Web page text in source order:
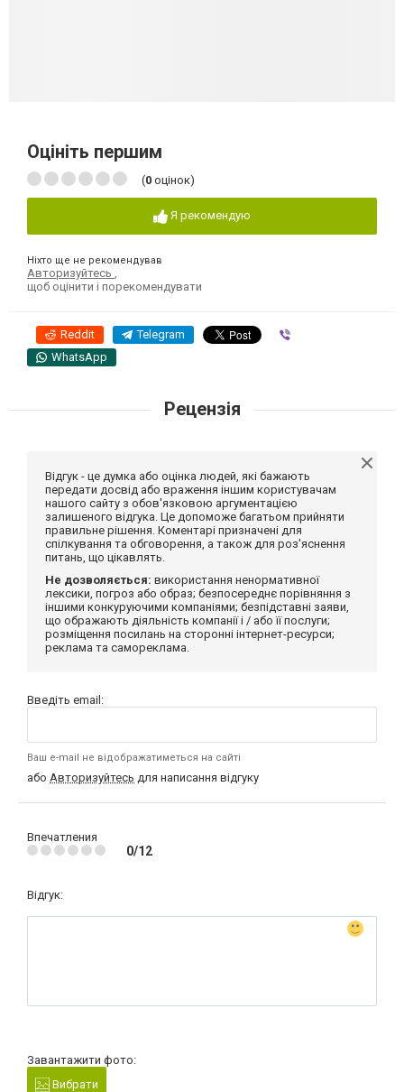
Оцініть першим
(0 оцінок)
Я рекомендую
Ніхто ще не рекомендував
Авторизуйтесь
щоб оцінити і порекомендувати
Reddit Telegram
WhatsApp
Рецензія
Відгук - це думка або оцінка людей, які бажають
передати досвід або враження іншим користувачам
нашого сайту з обов'язковою аргументацією
залишеного відгука. Це допоможе багатьом прийняти
правильне рішення. Коментарі призначені для
спілкування та обговорення, а також для роз'яснення
питань, що цікавлять.
Не дозволяється: використання ненормативної
лексики, погроз або образ; безпосереднє порівняння з
іншими конкуруючими компаніями; безпідставні заяви,
що ображають діяльність компанії і / або її послуги;
розміщення посилань на сторонні інтернет-ресурси;
реклама та самореклама.
Введіть email:
Ваш e-mail не відображатиметься на сайті
або Авторизуйтесь для написання відгуку
Впечатления
0/12
Відгук:
Завантажити фото:
Вибрати